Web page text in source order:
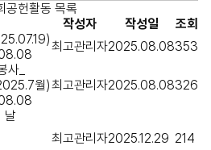
공헌활동 목록
작성자 작성일
조회
최고관리자2025.08.08353
_
월)최고관리자2025.08.08326
날
최고관리자2025.12.29 214